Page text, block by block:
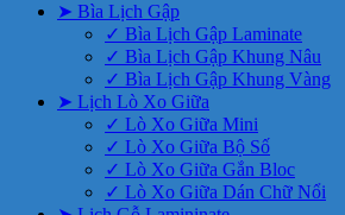
➤ Bìa Lịch Gập
✓ Bìa Lịch Gập Laminate
✓ Bìa Lịch Gập Khung Nâu
✓ Bìa Lịch Gập Khung Vàng
➤ Lịch Lò Xo Giữa
✓ Lò Xo Giữa Mini
✓ Lò Xo Giữa Bộ Số
✓ Lò Xo Giữa Gắn Bloc
✓ Lò Xo Giữa Dán Chữ Nổi